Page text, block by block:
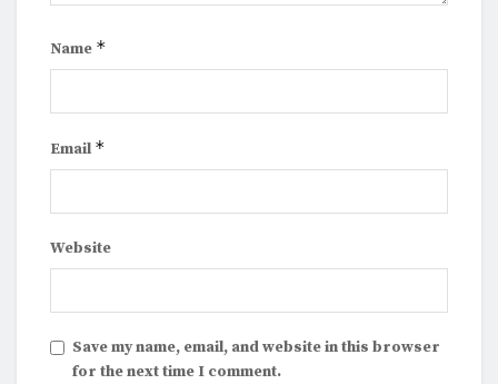
Name *
Email *
Website
Save my name, email, and website in this browser
for the next time I comment.